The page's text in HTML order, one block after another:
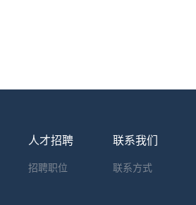
人才招聘
招聘职位
联系我们
联系方式